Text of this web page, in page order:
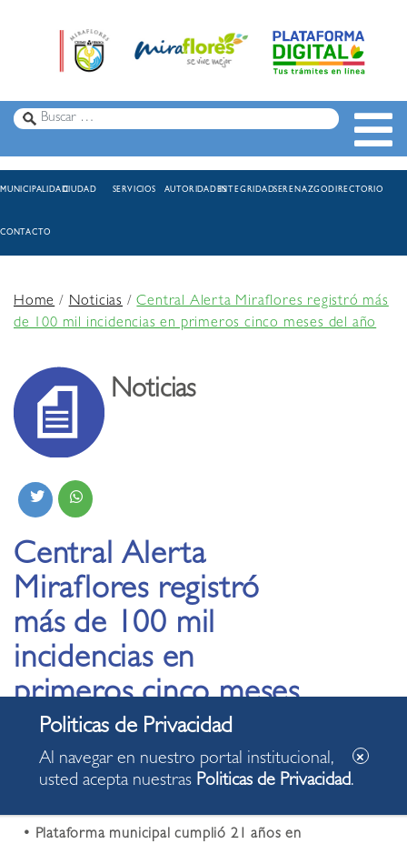
MUNICIPALIDADCIUDAD SERVICIOS AUTORIDADESINTEGRIDADSERENAZGODIRECTORIO
CONTACTO
Home/Noticias /Central Alerta Miraflores registró más
de 100 mil incidencias en primeros cinco meses del año
Noticias
Central Alerta
Miraflores registró
más de 100 mil
incidencias en
primeros cinco meses
del año
04.06.2024
• Plataforma municipal cumplió 21 años en
Al navegar en nuestro portal institucional,
usted acepta nuestras Politicas de Privacidad.